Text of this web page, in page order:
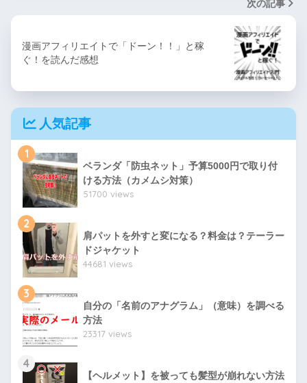
次の記事
漫画アフィリエイトで「ドーン！！」と稼
ぐ！を読んだ感想
人気記事
1
ベランダ「防虫ネット」予算5000円で取り付
ける方法（カメムシ対策）
51700 views
2
肩パットを外すと変になる？料金は？テーラー
ドジャケット
44681 views
3
自分の「名前のアナグラム」（意味）を調べる
方法
23317 views
4
【ヘルメット】を被っても髪型が崩れない方法